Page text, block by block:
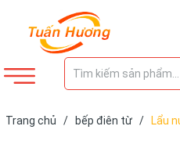
Trang chủ / bếp điên từ / Lẩu